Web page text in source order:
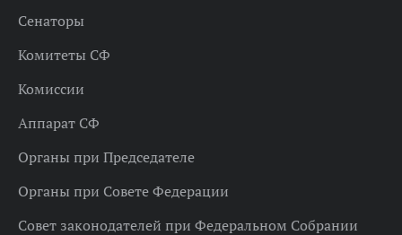
Сенаторы
Комитеты СФ
Комиссии
Аппарат СФ
Органы при Председателе
Органы при Совете Федерации
Совет законодателей при Федеральном Собрании